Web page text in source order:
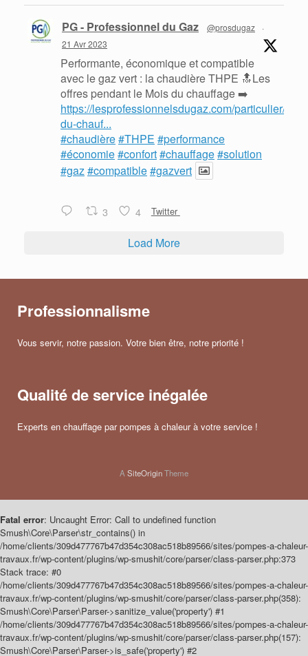
PG - Professionnel du Gaz @prosdugaz
·
21 Avr 2023
Performante, économique et compatible
avec le gaz vert : la chaudière THPE 🔝Les
offres pendant le Mois du chauffage ➡️
https://lesprofessionnelsdugaz.com/particulier/
du-chauf...
#chaudière#THPE #performance
#économie#confort#chauffage#solution
#gaz#compatible#gazvert
3 4 Twitter
Load More
Professionnalisme
Vous servir, notre passion. Votre bien être, notre priorité !
Qualité de service inégalée
Experts en chauffage par pompes à chaleur à votre service !
ASiteOriginTheme
Fatal error: Uncaught Error: Call to undefined function
Smush\Core\Parser\str_contains() in
/home/clients/309d477767b47d354c308ac518b89566/sites/pompes-a-chaleur-
travaux.fr/wp-content/plugins/wp-smushit/core/parser/class-parser.php:373
Stack trace: #0
/home/clients/309d477767b47d354c308ac518b89566/sites/pompes-a-chaleur-
travaux.fr/wp-content/plugins/wp-smushit/core/parser/class-parser.php(358):
Smush\Core\Parser\Parser->sanitize_value('property') #1
/home/clients/309d477767b47d354c308ac518b89566/sites/pompes-a-chaleur-
travaux.fr/wp-content/plugins/wp-smushit/core/parser/class-parser.php(157):
Smush\Core\Parser\Parser->is_safe('property') #2